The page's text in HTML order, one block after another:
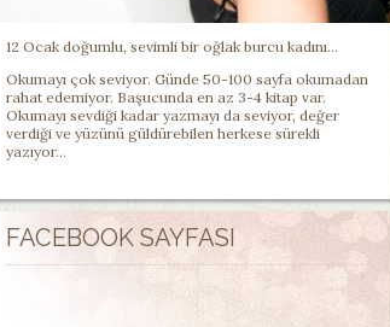
12 Ocak doğumlu, sevimli bir oğlak burcu kadını...
Okumayı çok seviyor. Günde 50-100 sayfa okumadan
rahat edemiyor. Başucunda en az 3-4 kitap var.
Okumayı sevdiği kadar yazmayı da seviyor, değer
verdiği ve yüzünü güldürebilen herkese sürekli
yazıyor...
FACEBOOK SAYFASI